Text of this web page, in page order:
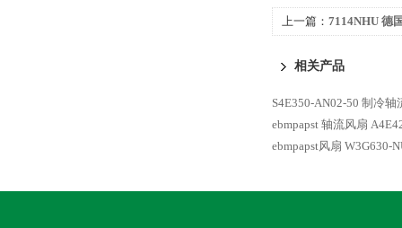
上一篇： 7114NHU 德
相关产品
S4E350-AN02-50 制冷轴
ebmpapst 轴流风扇
ebmpapst风扇 W3G630-